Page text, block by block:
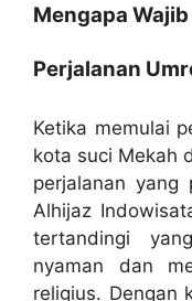
Mengapa
Perjalanan
Ketika memulai
kota suci Mekah
perjalanan
Alhijaz
tertandingi
nyaman dan
religius. Dengan